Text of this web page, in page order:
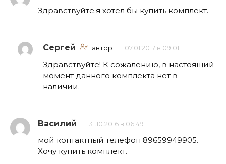
Здравствуйте.я хотел бы купить комплект.
Сергей автор 07.01.2017 в 09:01
Здравствуйте! К сожалению, в настоящий
момент данного комплекта нет в
наличии.
Василий 31.10.2016 в 06:49
мой контактный телефон 89659949905.
Хочу купить комплект.